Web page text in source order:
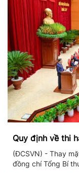
Quy định về thi
(ĐCSVN) - Thay
đồng chí Tổng Bí